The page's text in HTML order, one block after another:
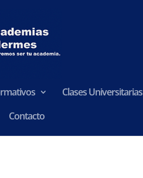
Clases Universitarias
Contacto